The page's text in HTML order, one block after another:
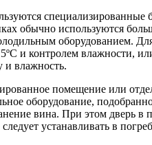
обычно используются
оборудованием.
и контролем влажности,
и влажность.
помещение или
оборудование,
вина. При этом дверь в
устанавливать в